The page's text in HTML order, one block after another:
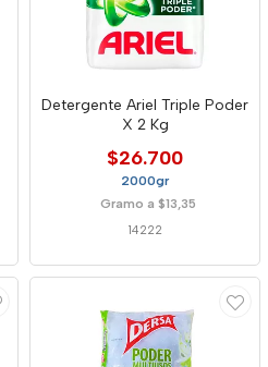
Detergente Ariel Triple Poder
X 2 Kg
$26.700
2000gr
Gramo a $13,35
14222